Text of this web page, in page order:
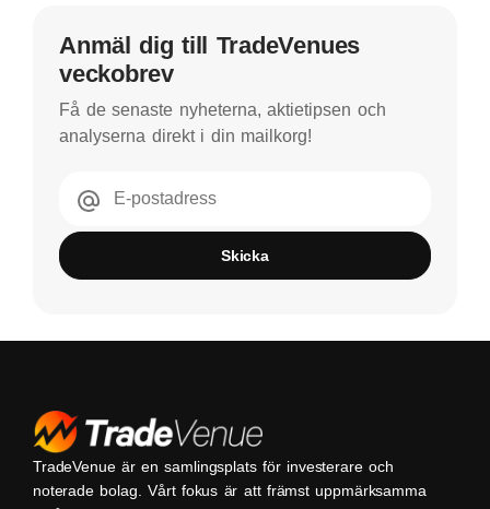
Anmäl dig till TradeVenues
veckobrev
Få de senaste nyheterna, aktietipsen och
analyserna direkt i din mailkorg!
E-postadress
Skicka
TradeVenue är en samlingsplats för investerare och
noterade bolag. Vårt fokus är att främst uppmärksamma